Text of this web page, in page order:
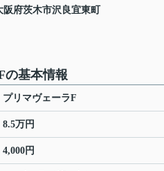
阪府茨木市沢良宜東町
の基本情報
プリマヴェーラF
8.5万円
4,000円